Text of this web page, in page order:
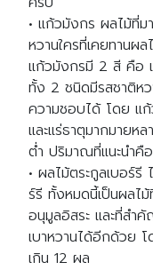
• แก้วมังกร ผลไม้ที่
หวานใครที่เคยทานผ
แก้วมังกรมี 2 สี คือ
ทั้ง 2 ชนิดมีรสชาติหว
ความชอบได้ โดย แ
และแร่ธาตุมากมายห
ต่ำ ปริมาณที่แนะนำคื
• ผลไม้ตระกูลเบอร์รี
ร์รี ทั้งหมดนี้เป็นผลไ
อนุมูลอิสระ และที่สำ
เบาหวานได้อีกด้วย
เกิน 12 ผล